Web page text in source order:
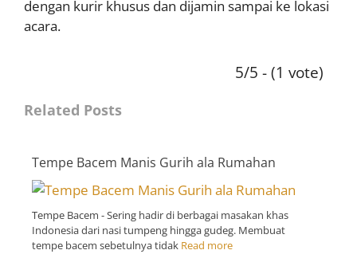
dengan kurir khusus dan dijamin sampai ke lokasi
acara.
5/5 - (1 vote)
Related Posts
Tempe Bacem Manis Gurih ala Rumahan
Tempe Bacem - Sering hadir di berbagai masakan khas
Indonesia dari nasi tumpeng hingga gudeg. Membuat
tempe bacem sebetulnya tidak Read more